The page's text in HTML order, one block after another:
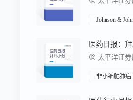
药Icotrokinr
a在华拟纳
Johnson &
医药日报：
拜耳小分子
疗法Sevaber
tinib获FDA
太平洋证券股
非小细胞肺癌